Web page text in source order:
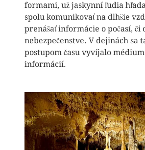
formami, už jaskynní ľudia
spolu komunikovať na dlhšie
prenášať informácie o počasí, či
nebezpečenstve. V dejinách sa
postupom času vyvíjalo
informácií.